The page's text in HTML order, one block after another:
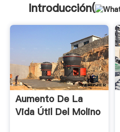
Introducción(
Aumento De La
Vida Útil Del Molino